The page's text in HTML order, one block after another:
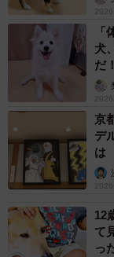
ヒトかクルマ
さらに翌日、すれ
たという、飼い主
「すれ違った小
げん！｣
X（旧Twitter）に
5千以上のいいね
手前でしっかり「
犬
だ
京
デ
は
12
て
っ